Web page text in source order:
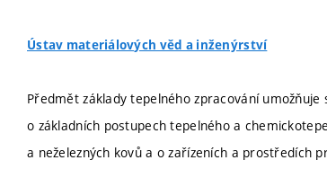
Ústav materiálových věd a inženýrství
Předmět základy tepelného zpracování
o základních postupech tepelného a
a neželezných kovů a o zařízeních a prostředích